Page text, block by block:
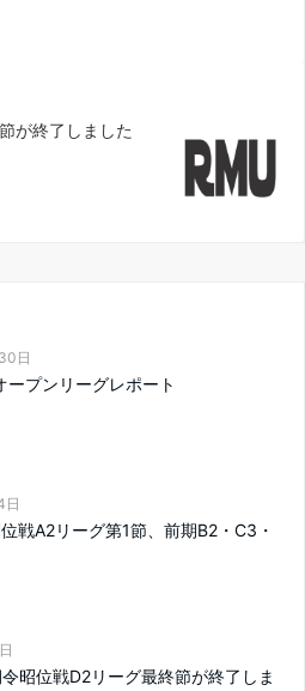
が終了しました
日
プンリーグレポート
日
戦A2リーグ第1節、前期B2・C3・
昭位戦D2リーグ最終節が終了しま